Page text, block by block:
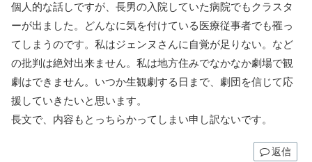
個人的な話しですが、長男の入院していた病院でもクラスタ
ーが出ました。どんなに気を付けている医療従事者でも罹っ
てしまうのです。私はジェンヌさんに自覚が足りない。など
の批判は絶対出来ません。私は地方住みでなかなか劇場で観
劇はできません。いつか生観劇する日まで、劇団を信じて応
援していきたいと思います。
長文で、内容もとっちらかってしまい申し訳ないです。
返信